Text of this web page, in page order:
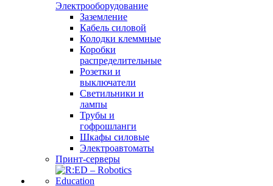
Электрооборудование
Заземление
Кабель силовой
Колодки клеммные
Коробки
распределительные
Розетки и
выключатели
Светильники и
лампы
Трубы и
гофрошланги
Шкафы силовые
Электроавтоматы
Принт-серверы